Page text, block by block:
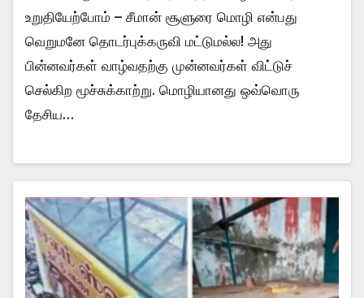
உறுதியேற்போம் – சீமான் சூளுரை மொழி என்பது
வெறுமனே தொடர்புக்கருவி மட்டுமல்ல! அது
பின்னவர்கள் வாழ்வதற்கு முன்னவர்கள் விட்டுச்
செல்கிற மூச்சுக்காற்று. மொழியானது ஒவ்வொரு
தேசிய…